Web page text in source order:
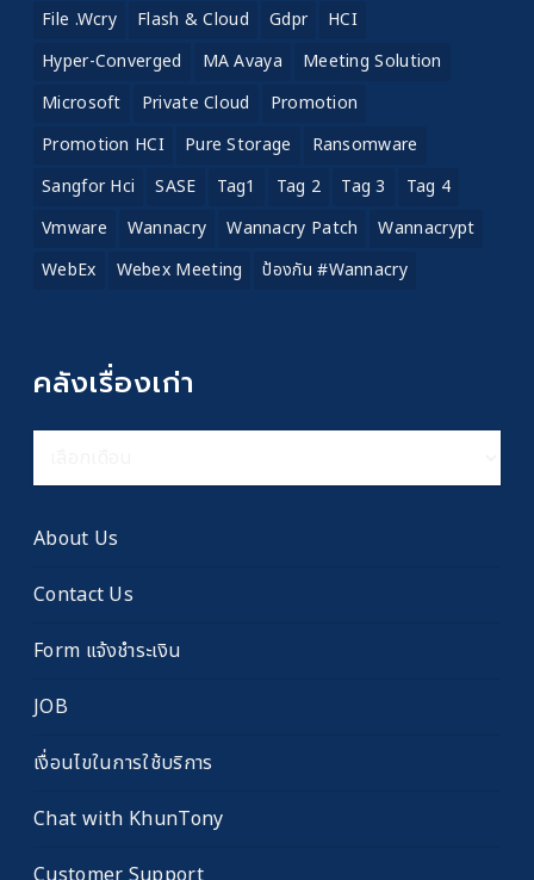
File .wcry
Flash & Cloud Gdpr
HCI
Hyper-Converged
MA Avaya
Meeting Solution
Microsoft
Private Cloud
Promotion
Promotion HCI
Pure Storage
Ransomware
Sangfor Hci
SASE Tag1 Tag 2 Tag 3
Tag 4
Vmware
Wannacry Wannacry Patch
Wannacrypt
WebEx
Webex Meeting ป้องกัน #wannacry
คลังเรื่องเก่า
เรื่อง
About Us
Contact Us
Form แจ้งชำระเงิน
JOB
เงื่อนไขในการใช้บริการ
Chat with KhunTony